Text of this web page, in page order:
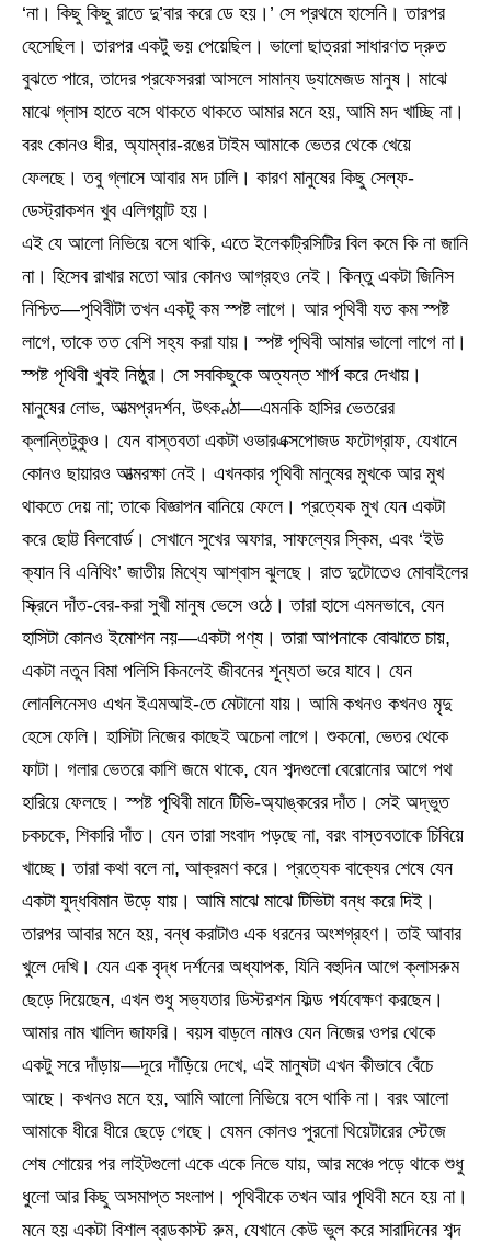
‘না। কিছু কিছু রাতে দু’বার করে ডে হয়।’ সে প্রথমে হাসেনি। তারপর
হেসেছিল। তারপর একটু ভয় পেয়েছিল। ভালো ছাত্ররা সাধারণত দ্রুত
বুঝতে পারে, তাদের প্রফেসররা আসলে সামান্য ড্যামেজড মানুষ। মাঝে
মাঝে গ্লাস হাতে বসে থাকতে থাকতে আমার মনে হয়, আমি মদ খাচ্ছি না।
বরং কোনও ধীর, অ্যাম্বার-রঙের টাইম আমাকে ভেতর থেকে খেয়ে
ফেলছে। তবু গ্লাসে আবার মদ ঢালি। কারণ মানুষের কিছু সেল্ফ-
ডেস্ট্রাকশন খুব এলিগ্যান্ট হয়।
এই যে আলো নিভিয়ে বসে থাকি, এতে ইলেকট্রিসিটির বিল কমে কি না জানি
না। হিসেব রাখার মতো আর কোনও আগ্রহও নেই। কিন্তু একটা জিনিস
নিশ্চিত—পৃথিবীটা তখন একটু কম স্পষ্ট লাগে। আর পৃথিবী যত কম স্পষ্ট
লাগে, তাকে তত বেশি সহ্য করা যায়। স্পষ্ট পৃথিবী আমার ভালো লাগে না।
স্পষ্ট পৃথিবী খুবই নিষ্ঠুর। সে সবকিছুকে অত্যন্ত শার্প করে দেখায়।
মানুষের লোভ, আত্মপ্রদর্শন, উৎকণ্ঠা—এমনকি হাসির ভেতরের
ক্লান্তিটুকুও। যেন বাস্তবতা একটা ওভারএক্সপোজড ফটোগ্রাফ, যেখানে
কোনও ছায়ারও আত্মরক্ষা নেই। এখনকার পৃথিবী মানুষের মুখকে আর মুখ
থাকতে দেয় না; তাকে বিজ্ঞাপন বানিয়ে ফেলে। প্রত্যেক মুখ যেন একটা
করে ছোট্ট বিলবোর্ড। সেখানে সুখের অফার, সাফল্যের স্কিম, এবং ‘ইউ
ক্যান বি এনিথিং’ জাতীয় মিথ্যে আশ্বাস ঝুলছে। রাত দুটোতেও মোবাইলের
স্ক্রিনে দাঁত-বের-করা সুখী মানুষ ভেসে ওঠে। তারা হাসে এমনভাবে, যেন
হাসিটা কোনও ইমোশন নয়—একটা পণ্য। তারা আপনাকে বোঝাতে চায়,
একটা নতুন বিমা পলিসি কিনলেই জীবনের শূন্যতা ভরে যাবে। যেন
লোনলিনেসও এখন ইএমআই-তে মেটানো যায়। আমি কখনও কখনও মৃদু
হেসে ফেলি। হাসিটা নিজের কাছেই অচেনা লাগে। শুকনো, ভেতর থেকে
ফাটা। গলার ভেতরে কাশি জমে থাকে, যেন শব্দগুলো বেরোনোর আগে পথ
হারিয়ে ফেলছে। স্পষ্ট পৃথিবী মানে টিভি-অ্যাঙ্করের দাঁত। সেই অদ্ভুত
চকচকে, শিকারি দাঁত। যেন তারা সংবাদ পড়ছে না, বরং বাস্তবতাকে চিবিয়ে
খাচ্ছে। তারা কথা বলে না, আক্রমণ করে। প্রত্যেক বাক্যের শেষে যেন
একটা যুদ্ধবিমান উড়ে যায়। আমি মাঝে মাঝে টিভিটা বন্ধ করে দিই।
তারপর আবার মনে হয়, বন্ধ করাটাও এক ধরনের অংশগ্রহণ। তাই আবার
খুলে দেখি। যেন এক বৃদ্ধ দর্শনের অধ্যাপক, যিনি বহুদিন আগে ক্লাসরুম
ছেড়ে দিয়েছেন, এখন শুধু সভ্যতার ডিস্টরশন ফিল্ড পর্যবেক্ষণ করছেন।
আমার নাম খালিদ জাফরি। বয়স বাড়লে নামও যেন নিজের ওপর থেকে
একটু সরে দাঁড়ায়—দূরে দাঁড়িয়ে দেখে, এই মানুষটা এখন কীভাবে বেঁচে
আছে। কখনও মনে হয়, আমি আলো নিভিয়ে বসে থাকি না। বরং আলো
আমাকে ধীরে ধীরে ছেড়ে গেছে। যেমন কোনও পুরনো থিয়েটারের স্টেজে
শেষ শোয়ের পর লাইটগুলো একে একে নিভে যায়, আর মঞ্চে পড়ে থাকে শুধু
ধুলো আর কিছু অসমাপ্ত সংলাপ। পৃথিবীকে তখন আর পৃথিবী মনে হয় না।
মনে হয় একটা বিশাল ব্রডকাস্ট রুম, যেখানে কেউ ভুল করে সারাদিনের শব্দ